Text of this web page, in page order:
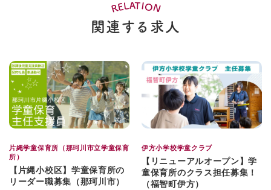
RELATION
関連する求人
片縄学童保育所（那珂川市立学童保育
所）
【片縄小校区】学童保育所の
リーダー職募集（那珂川市）
伊方小学校学童クラブ
【リニューアルオープン】学
童保育所のクラス担任募集！
（福智町伊方）